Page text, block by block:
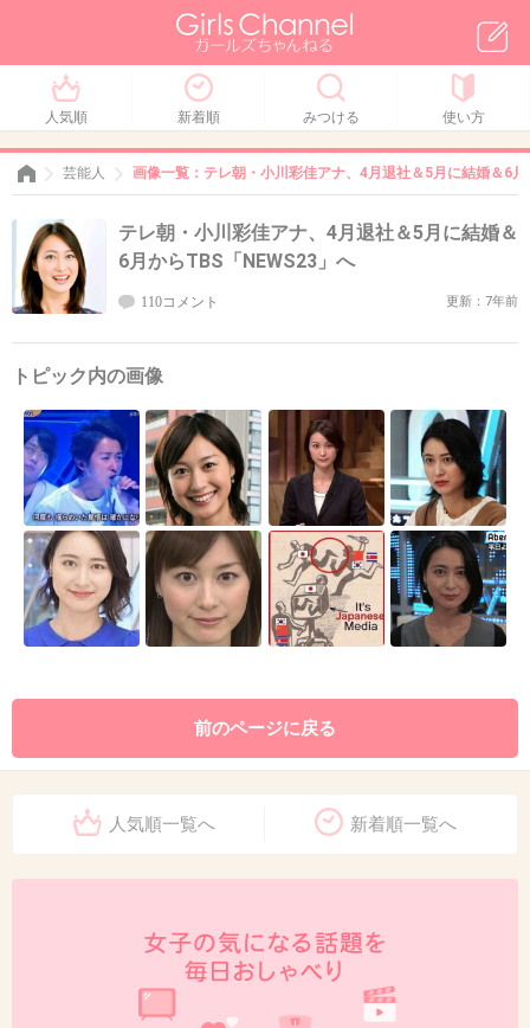
人気順 新着順 みつける 使い方
芸能人 画像一覧：テレ朝・小川彩佳アナ、4月退社＆5月に結婚＆6
テレ朝・小川彩佳アナ、4月退社＆5月に結婚＆
6月からTBS「NEWS23」へ
110コメント 更新：7年前
トピック内の画像
前のページに戻る
人気順一覧へ 新着順一覧へ